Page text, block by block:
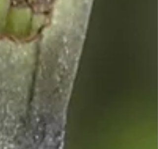
ereditando il suo sguardo da naturalista Vi
abbiamo già presentato una perla
dell’Arcipelago Toscano, oggi ve ne
presenteremo un’altra: Pianosa. Pianosa, di
nom